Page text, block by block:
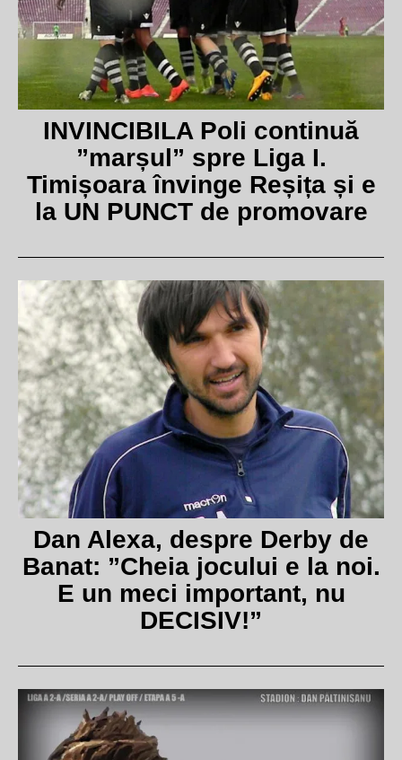
INVINCIBILA Poli continuă
”marșul” spre Liga I.
Timișoara învinge Reșița și e
la UN PUNCT de promovare
Dan Alexa, despre Derby de
Banat: ”Cheia jocului e la noi.
E un meci important, nu
DECISIV!”